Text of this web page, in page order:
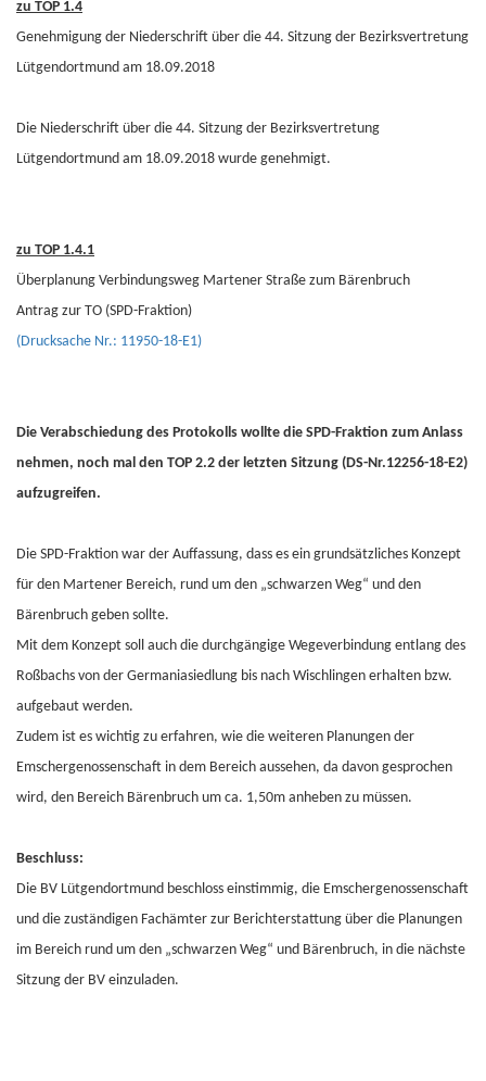
zu TOP 1.4
Genehmigung der Niederschrift über die 44. Sitzung der Bezirksvertretung
Lütgendortmund am 18.09.2018
Die Niederschrift über die 44. Sitzung der Bezirksvertretung
Lütgendortmund am 18.09.2018 wurde genehmigt.
zu TOP 1.4.1
Überplanung Verbindungsweg Martener Straße zum Bärenbruch
Antrag zur TO (SPD-Fraktion)
(Drucksache Nr.: 11950-18-E1)
Die Verabschiedung des Protokolls wollte die SPD-Fraktion zum Anlass
nehmen, noch mal den TOP 2.2 der letzten Sitzung (DS-Nr.12256-18-E2)
aufzugreifen.
Die SPD-Fraktion war der Auffassung, dass es ein grundsätzliches Konzept
für den Martener Bereich, rund um den „schwarzen Weg“ und den
Bärenbruch geben sollte.
Mit dem Konzept soll auch die durchgängige Wegeverbindung entlang des
Roßbachs von der Germaniasiedlung bis nach Wischlingen erhalten bzw.
aufgebaut werden.
Zudem ist es wichtig zu erfahren, wie die weiteren Planungen der
Emschergenossenschaft in dem Bereich aussehen, da davon gesprochen
wird, den Bereich Bärenbruch um ca. 1,50m anheben zu müssen.
Beschluss:
Die BV Lütgendortmund beschloss einstimmig, die Emschergenossenschaft
und die zuständigen Fachämter zur Berichterstattung über die Planungen
im Bereich rund um den „schwarzen Weg“ und Bärenbruch, in die nächste
Sitzung der BV einzuladen.